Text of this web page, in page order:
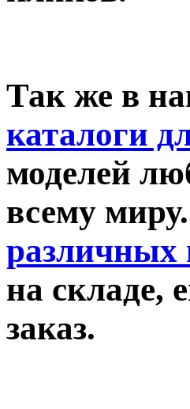
Так же в
каталоги
моделей
всему
различных
на складе,
заказ.